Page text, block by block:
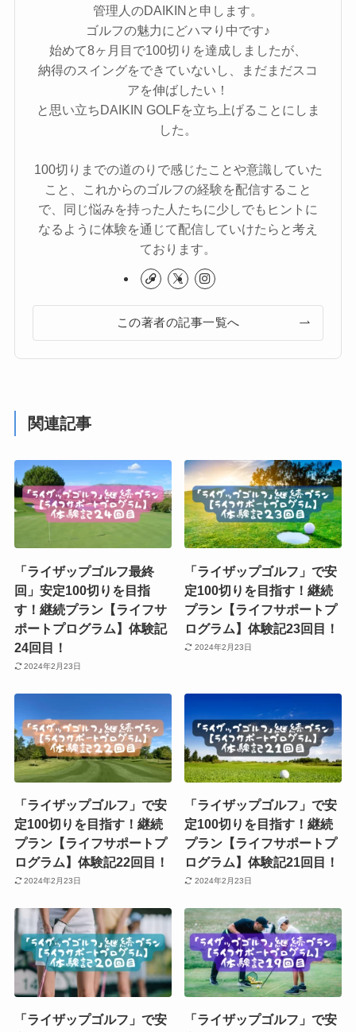
管理人のDAIKINと申します。
ゴルフの魅力にどハマり中です♪
始めて8ヶ月目で100切りを達成しましたが、
納得のスイングをできていないし、まだまだスコ
アを伸ばしたい！
と思い立ちDAIKIN GOLFを立ち上げることにしま
した。
100切りまでの道のりで感じたことや意識していた
こと、これからのゴルフの経験を配信すること
で、同じ悩みを持った人たちに少しでもヒントに
なるように体験を通じて配信していけたらと考え
ております。
この著者の記事一覧へ
関連記事
「ライザップゴルフ最終
回」安定100切りを目指
す！継続プラン【ライフサ
ポートプログラム】体験記
24回目！
2024年2月23日
「ライザップゴルフ」で安
定100切りを目指す！継続
プラン【ライフサポートプ
ログラム】体験記23回目！
2024年2月23日
「ライザップゴルフ」で安
定100切りを目指す！継続
プラン【ライフサポートプ
ログラム】体験記22回目！
2024年2月23日
「ライザップゴルフ」で安
定100切りを目指す！継続
プラン【ライフサポートプ
ログラム】体験記21回目！
2024年2月23日
「ライザップゴルフ」で安
「ライザップゴルフ」で安